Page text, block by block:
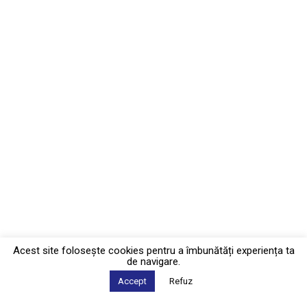
Acest site foloseşte cookies pentru a îmbunătăți experiența ta
de navigare.
Accept Refuz